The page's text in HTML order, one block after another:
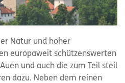
Natur und hoher
europaweit schützenswerten
und auch die zum Teil steil
dazu. Neben dem reinen